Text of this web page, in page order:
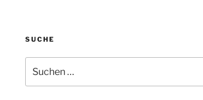
SUCHE
nach: